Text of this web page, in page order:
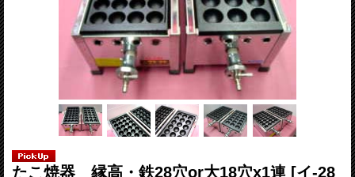
たこ焼器 縁高・鉄28穴or大18穴x1連 [イ‐28